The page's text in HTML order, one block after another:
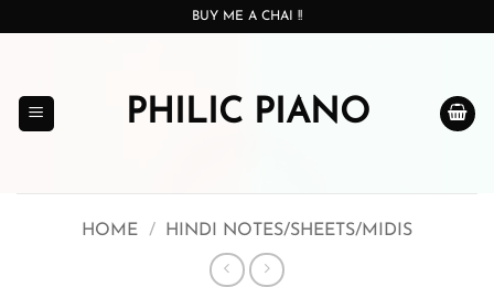
BUY ME A CHAI !!
PHILIC PIANO
HOME / HINDI NOTES/SHEETS/MIDIS